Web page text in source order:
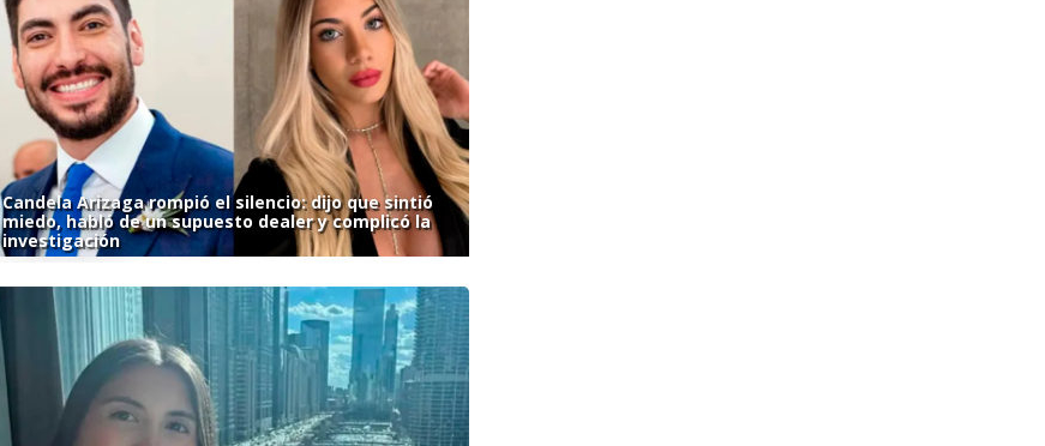
Candela Arizaga rompió el silencio: dijo que sintió
miedo, habló de un supuesto dealer y complicó la
investigación